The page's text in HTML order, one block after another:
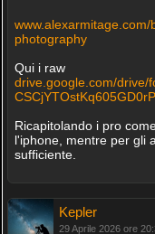
photography
Qui i raw
drive.google.com/drive/
Ricapitolando i pro
l'iphone, mentre per gli
sufficiente.
Kepler
29 Aprile 2026 ore